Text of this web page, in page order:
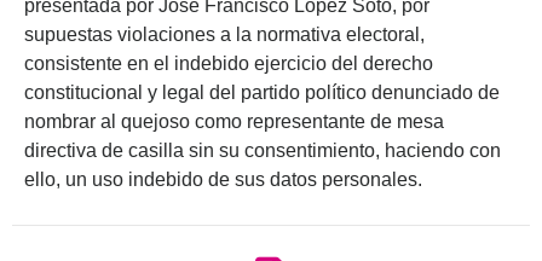
presentada por José Francisco López Soto, por
supuestas violaciones a la normativa electoral,
consistente en el indebido ejercicio del derecho
constitucional y legal del partido político denunciado de
nombrar al quejoso como representante de mesa
directiva de casilla sin su consentimiento, haciendo con
ello, un uso indebido de sus datos personales.